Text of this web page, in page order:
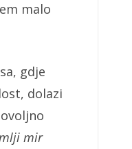
malo
gdje
dolazi
mir